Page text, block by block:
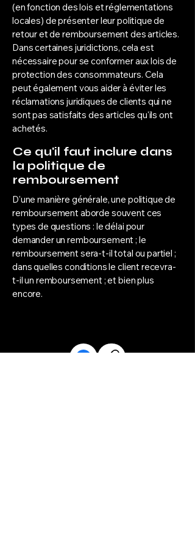
(en fonction des lois et réglementations
locales) de présenter leur politique de
retour et de remboursement des articles.
Dans certaines juridictions, cela est
nécessaire pour se conformer aux lois de
protection des consommateurs. Cela
peut également vous aider à éviter les
réclamations juridiques de clients qui ne
sont pas satisfaits des articles qu'ils ont
achetés.
Ce qu'il faut inclure dans
la politique de
remboursement
D'une manière générale, une politique de
remboursement aborde souvent ces
types de questions : le délai pour
demander un remboursement ; le
remboursement sera-t-il total ou partiel ;
dans quelles conditions le client recevra-
t-il un remboursement ; et bien plus
encore.